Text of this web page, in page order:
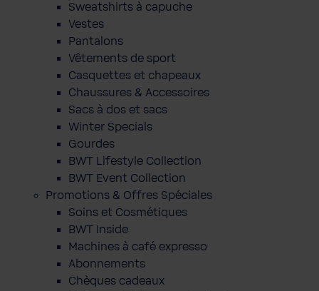
Sweatshirts à capuche
Vestes
Pantalons
Vêtements de sport
Casquettes et chapeaux
Chaussures & Accessoires
Sacs à dos et sacs
Winter Specials
Gourdes
BWT Lifestyle Collection
BWT Event Collection
Promotions & Offres Spéciales
Soins et Cosmétiques
BWT Inside
Machines à café expresso
Abonnements
Chèques cadeaux